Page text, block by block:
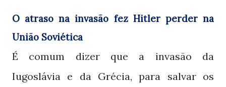
O atraso na invasão fez Hitler perder na
União Soviética
É comum dizer que a invasão da
Iugoslávia e da Grécia, para salvar os